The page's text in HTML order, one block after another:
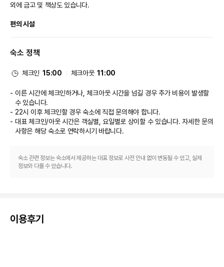
외에 금고 및 책상도 있습니다.
편의 시설
에서 럭셔리한 분위기를 맘껏 즐기실 수 있습니다. 야외 수영장, 스파 욕조, 사
무선 인터넷, 콘시어지 서비스 및 탁아 서비스(요금 별도)도 편의 시설/서비스
식당
이 호텔에는 8 개의 레스토랑 및 커피숍/카페 등이 있으며 이곳에서 간단한 식
사 또는 스낵을 즐기실 수 있어요. 또는 편하게 객실에서 24시간 룸서비스를
용하실 수 있습니다.
숙소 정책
체크인 15:00 체크아웃 11:00
이른 시간에 체크인하거나, 체크아웃 시간을 넘길 경우 추가 비용이 발생할
수 있습니다.
22시 이후 체크인할 경우 숙소에 직접 문의해야 합니다.
대표 체크인/아웃 시간은 객실별, 요일별로 상이할 수 있습니다. 자세한 문의
사항은 해당 숙소로 연락하시기 바랍니다.
숙소 관련 정보는 숙소에서 제공하는 대표 정보로 사전 안내 없이 변동될 수 있고, 실제
정보와 다를 수 있습니다.
이용후기